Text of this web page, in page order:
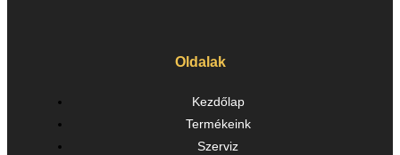
Oldalak
Kezdőlap
Termékeink
Szerviz